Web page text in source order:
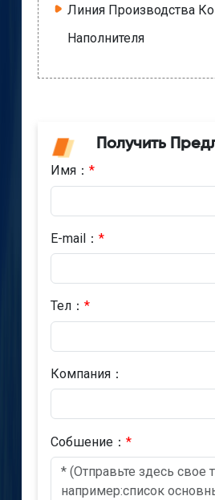
Линия Производства
Наполнителя
Получить
Имя： *
E-mail： *
Тел： *
Компания：
Cобшениe： *